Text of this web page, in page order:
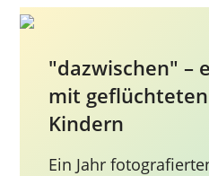
"dazwischen" –
mit
Kindern
Ein Jahr